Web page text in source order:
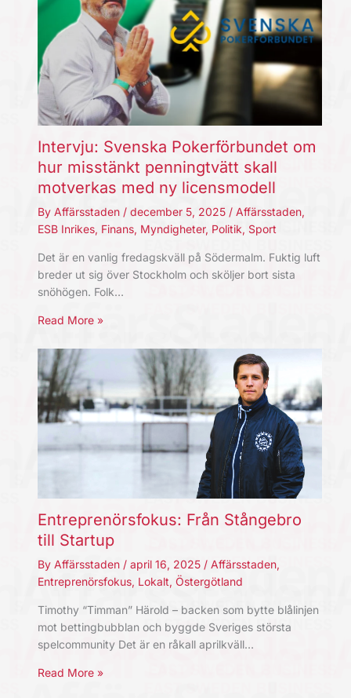
Intervju: Svenska Pokerförbundet om
hur misstänkt penningtvätt skall
motverkas med ny licensmodell
By Affärsstaden / december 5, 2025 / Affärsstaden,
ESB Inrikes, Finans, Myndigheter, Politik, Sport
Det är en vanlig fredagskväll på Södermalm. Fuktig luft
breder ut sig över Stockholm och sköljer bort sista
snöhögen. Folk…
Read More »
Entreprenörsfokus: Från Stångebro
till Startup
By Affärsstaden / april 16, 2025 / Affärsstaden,
Entreprenörsfokus, Lokalt, Östergötland
Timothy “Timman” Härold – backen som bytte blålinjen
mot bettingbubblan och byggde Sveriges största
spelcommunity Det är en råkall aprilkväll…
Read More »